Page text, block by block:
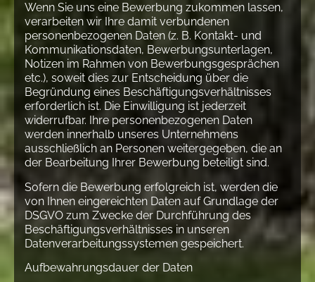
Wenn Sie uns eine Bewerbung zukommen lassen,
verarbeiten wir Ihre damit verbundenen
personenbezogenen Daten (z. B. Kontakt- und
Kommunikationsdaten, Bewerbungsunterlagen,
Notizen im Rahmen von Bewerbungsgesprächen
etc.), soweit dies zur Entscheidung über die
Begründung eines Beschäftigungsverhältnisses
erforderlich ist. Die Einwilligung ist jederzeit
widerrufbar. Ihre personenbezogenen Daten
werden innerhalb unseres Unternehmens
ausschließlich an Personen weitergegeben, die an
der Bearbeitung Ihrer Bewerbung beteiligt sind.
Sofern die Bewerbung erfolgreich ist, werden die
von Ihnen eingereichten Daten auf Grundlage der
DSGVO zum Zwecke der Durchführung des
Beschäftigungsverhältnisses in unseren
Datenverarbeitungssystemen gespeichert.
Aufbewahrungsdauer der Daten